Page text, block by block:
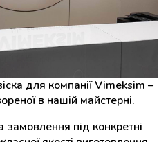
для компанії Vimeksim –
в нашій майстерні.
замовлення під конкретні